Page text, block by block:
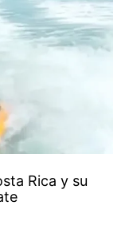
Rica y su